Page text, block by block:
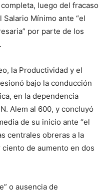
luego del fracaso
Mínimo ante “el
por parte de los
la Productividad y el
bajo la conducción
en la dependencia
Alem al 600, y concluyó
de su inicio ante “el
centrales obreras a la
de aumento en dos
o ausencia de